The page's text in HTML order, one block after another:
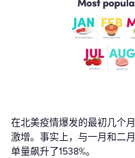
在北美疫情爆发的最初几个
激增。事实上，与一月和二
单量飙升了1538%。